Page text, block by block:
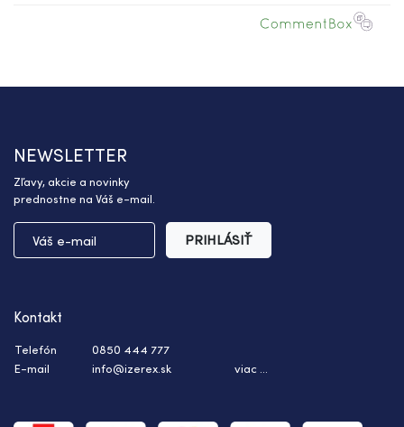
NEWSLETTER
Zľavy, akcie a novinky
prednostne na Váš e-mail.
PRIHLÁSIŤ
Kontakt
Telefón
0850 444 777
E-mail
info@izerex.sk viac ...